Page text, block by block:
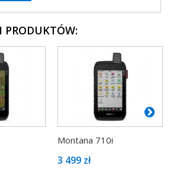
PRODUKTÓW:
Montana 710i
3 499 zł